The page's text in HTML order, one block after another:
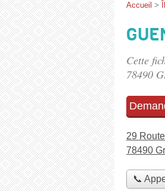
Accueil >
Cette
78490
29
78490
📞